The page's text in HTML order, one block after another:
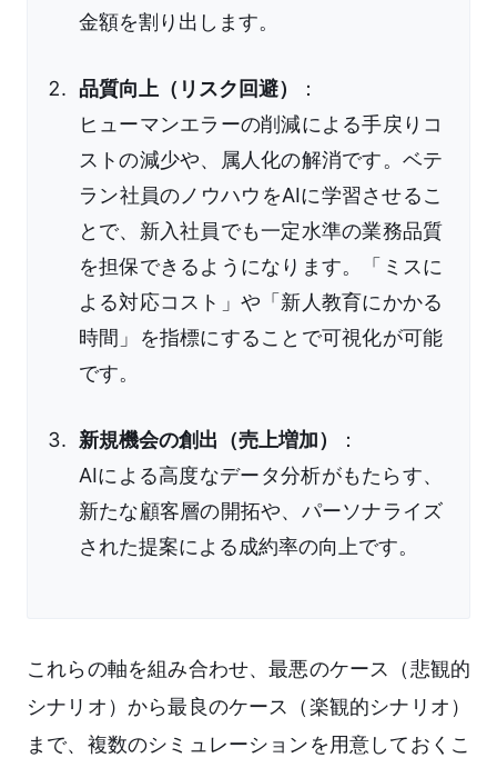
金額を割り出します。
品質向上（リスク回避）
：
ヒューマンエラーの削減による手戻りコ
ストの減少や、属人化の解消です。ベテ
ラン社員のノウハウをAIに学習させるこ
とで、新入社員でも一定水準の業務品質
を担保できるようになります。「ミスに
よる対応コスト」や「新人教育にかかる
時間」を指標にすることで可視化が可能
です。
新規機会の創出（売上増加）
：
AIによる高度なデータ分析がもたらす、
新たな顧客層の開拓や、パーソナライズ
された提案による成約率の向上です。
これらの軸を組み合わせ、最悪のケース（悲観的
シナリオ）から最良のケース（楽観的シナリオ）
まで、複数のシミュレーションを用意しておくこ